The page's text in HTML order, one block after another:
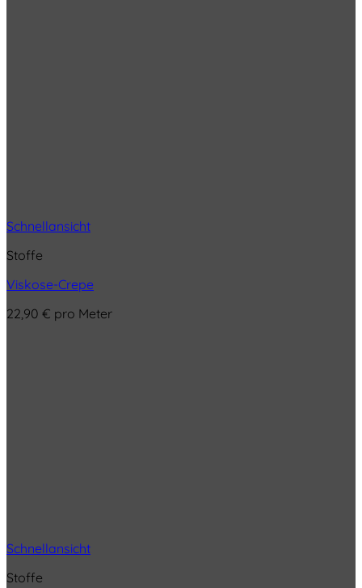
Schnellansicht
Stoffe
Viskose-Crepe
22,90 € pro Meter
Schnellansicht
Stoffe